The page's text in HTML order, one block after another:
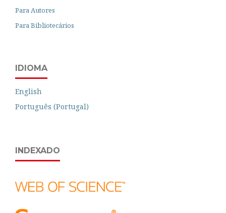
Para Autores
Para Bibliotecários
IDIOMA
English
Português (Portugal)
INDEXADO